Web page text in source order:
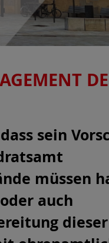
sein
müssen
auch
dieser